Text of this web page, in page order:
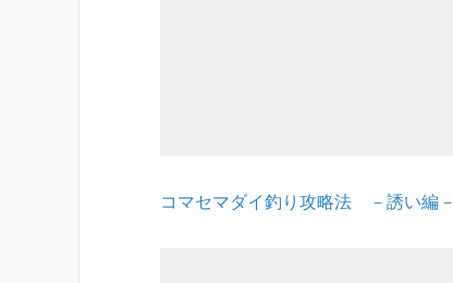
コマセマダイ釣り攻略法 －誘い編－